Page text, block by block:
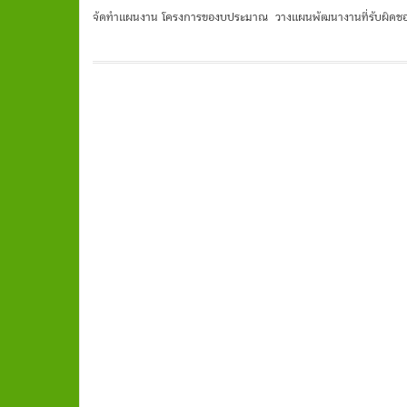
จัดทำแผนงาน โครงการของบประมาณ วางแผนพัฒนางานที่รับผิดช